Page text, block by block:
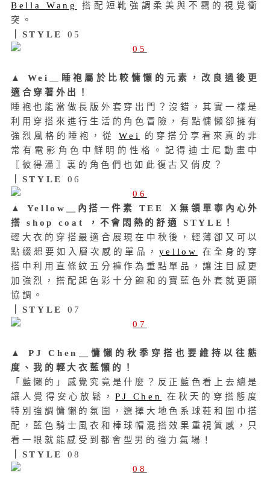
Bella Wang
搭配短靴強調柔美與不羈的視覺衝
突。
｜STYLE 05
▲ Wei 睡袍屬於比較慵懶的元素， 改良過後更
適合穿著外出！
睡袍也能當做長版外套穿出門？沒錯，其實一樣是
利用穿搭來進行生活的角色冒險，有點慵懶卻擁有
強烈風格的睡袍，從Wei
的穿搭分享看來真的非
常有電影角色中鮮明的性格。記得迪士尼動畫中
〖彼得潘〗裏的角色們也如此復古又俏皮？
｜STYLE 06
▲ Yellow＿ 內搭一件素 TEE Ｘ無領單寧內心外
搭 shop coat ，不會悶熱的舒適 STYLE！
輕大衣的穿搭最適合展現在中秋後，輕薄卻又可以
點綴想要如入層次感的單品， yellow
在全身的穿
搭中利用直條紋五分褲作為重點單品，讓注目感更
加強烈，搭配起色彩十分飽和的寶藍色外套就更顯
協調。
｜STYLE 07
▲PJ Chen＿慵懶的秋季穿搭也要維持以往態
度、我的輕大衣藍懶的！
「藍懶的」感覺究竟是什麼？反正藍色看上去總是
讓人覺得安心放鬆，PJ Chen
在秋天的穿搭態度
特別強調慵懶的氛圍，選擇大地色系球鞋和圍巾搭
配，藍色騎士風衣和棒球帽混搭效果重視質感，只
看一眼就能感受到都會型男的強力氣場！
｜STYLE 08